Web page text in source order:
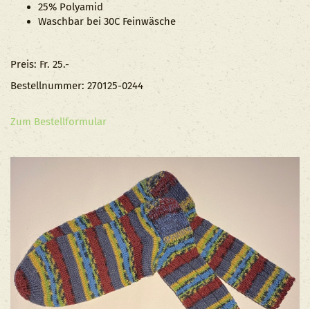
25% Polyamid
Waschbar bei 30C Feinwäsche
Preis: Fr. 25.-
Bestellnummer: 270125-0244
Zum Bestellformular